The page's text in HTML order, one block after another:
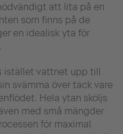
att lita på en
som finns på de
en idealisk yta för
istället vattnet upp till
svämma över tack vare
Hela ytan sköljs
med små mängder
för maximal